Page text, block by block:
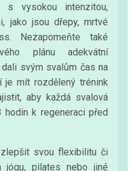
s vysokou intenzitou,
jako jsou dřepy, mrtvé
Nezapomeňte také
plánu adekvátní
svým svalům čas na
je mít rozdělený trénink
aby každá svalová
hodin k regeneraci před
svou flexibilitu či
jógu, pilates nebo jiné